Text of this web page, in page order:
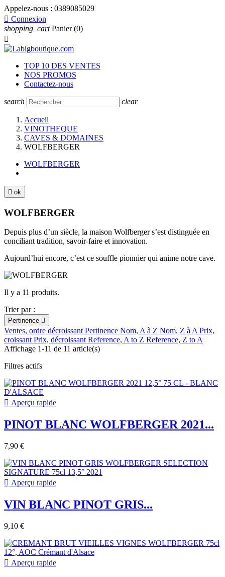
Appelez-nous : 0389085029
 Connexion
shopping_cart Panier (0)

TOP 10 DES VENTES
NOS PROMOS
Contactez-nous
search clear
Accueil
VINOTHEQUE
CAVES & DOMAINES
WOLFBERGER
WOLFBERGER
 ok
WOLFBERGER
Depuis plus d’un siècle, la maison Wolfberger s’est distinguée en
conciliant tradition, savoir-faire et innovation.
Aujourd’hui encore, c’est ce souffle pionnier qui anime notre cave.
Il y a 11 produits.
Trier par :
Pertinence 
Ventes, ordre décroissantPertinence Nom, A à Z Nom, Z à APrix,
croissantPrix, décroissantReference, A to Z Reference, Z to A
Affichage 1-11 de 11 article(s)
Filtres actifs
 Aperçu rapide
PINOT BLANC WOLFBERGER 2021...
7,90 €
 Aperçu rapide
VIN BLANC PINOT GRIS...
9,10 €
 Aperçu rapide